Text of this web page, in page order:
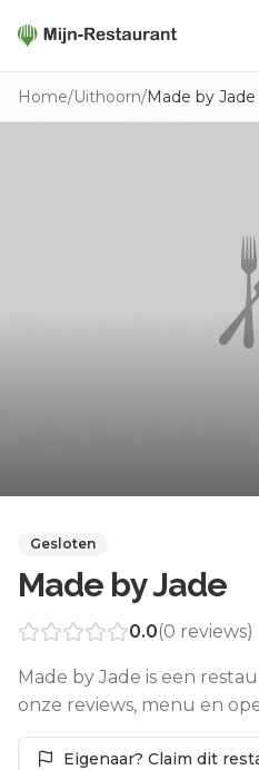
Zoeken
Home/Uithoorn/Made by Jade
Gesloten
Made by Jade
0.0(0 reviews)
Made by Jade is een
onze reviews, menu en
Eigenaar? Claim dit